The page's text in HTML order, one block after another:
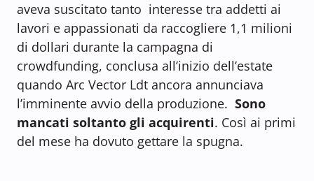
aveva suscitato tanto interesse tra addetti ai
lavori e appassionati da raccogliere 1,1 milioni
di dollari durante la campagna di
crowdfunding, conclusa all’inizio dell’estate
quando Arc Vector Ldt ancora annunciava
l’imminente avvio della produzione. Sono
mancati soltanto gli acquirenti. Così ai primi
del mese ha dovuto gettare la spugna.